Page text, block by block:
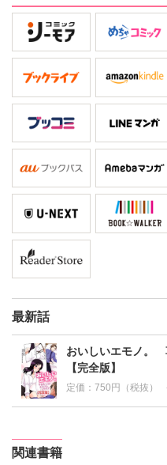
愛メニュー』『教授の左手
います。重複購入にご注意く
最新話
おいしいエモノ。
【完全版】
定価：750円（税抜）
関連書籍